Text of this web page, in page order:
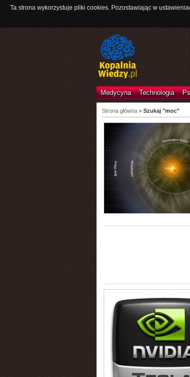
Ta strona wykorzystuje pliki cookies. Pozostawiając w
Medycyna Technologia
Strona główna> Szukaj "moc"